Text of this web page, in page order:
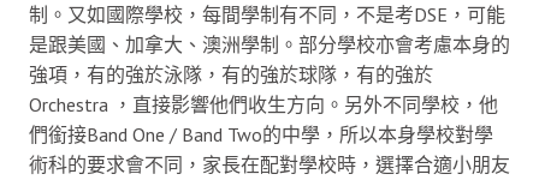
制。又如國際學校，每間學制有不同，不是考DSE，可能
是跟美國、加拿大、澳洲學制。部分學校亦會考慮本身的
強項，有的強於泳隊，有的強於球隊，有的強於
Orchestra ，直接影響他們收生方向。另外不同學校，他
們銜接Band One / Band Two的中學，所以本身學校對學
術科的要求會不同，家長在配對學校時，選擇合適小朋友